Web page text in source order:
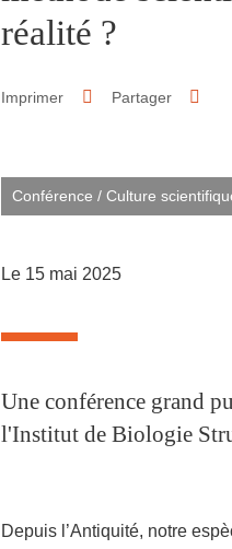
réalité ?
Imprimer Partager
Conférence / Culture
Le 15 mai 2025
Une conférence grand
l'Institut de Biologie
Depuis l’Antiquité, notre